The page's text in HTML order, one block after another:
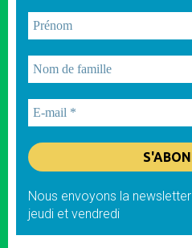
Nous envoyons la
jeudi et vendredi